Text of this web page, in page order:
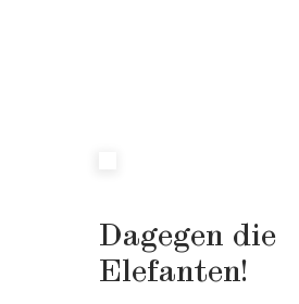
Dagegen die
Elefanten!